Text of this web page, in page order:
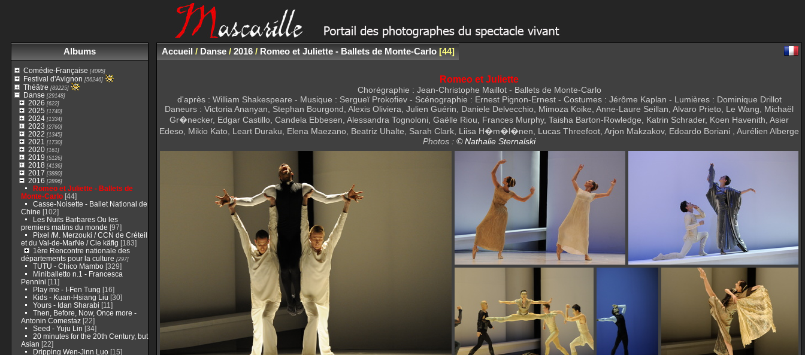
Albums
Comédie-Française [4095]
Festival d'Avignon [56246]
Théâtre [89225]
Danse [29148]
2026 [622]
2025 [1740]
2024[1334]
2023 [2760]
2022 [1345]
2021 [1730]
2020[161]
2019 [5126]
2018 [4136]
2017 [3880]
2016 [2896]
Romeo et Juliette - Ballets de
Monte-Carlo[44]
Casse-Noisette - Ballet National de
Chine [102]
Les Nuits Barbares Ou les
premiers matins du monde [97]
Pixel /M. Merzouki / CCN de Créteil
et du Val-de-MarNe / Cie käfig [183]
1ère Rencontre nationale des
départements pour la culture [297]
TUTU - Chico Mambo[329]
Miniballetto n.1 - Francesca
Pennini [11]
Play me - I-Fen Tung [16]
Kids - Kuan-Hsiang Liu [30]
Yours - Idan Sharabi [11]
Then, Before, Now, Once more -
Antonin Comestaz[22]
Seed - Yuju Lin [34]
20 minutes for the 20th Century, but
Asian [22]
Dripping Wen-Jinn Luo[15]
Accueil/ Danse/ 2016/ Romeo et Juliette - Ballets de Monte-Carlo 44
Romeo et Juliette
Chorégraphie : Jean-Christophe Maillot - Ballets de Monte-Carlo
d'après : William Shakespeare - Musique : Sergueï Prokofiev - Scénographie : Ernest Pignon-Ernest - Costumes : Jérôme Kaplan - Lumières : Dominique Drillot
Daneurs : Victoria Ananyan, Stephan Bourgond, Alexis Oliviera, Julien Guérin, Daniele Delvecchio, Mimoza Koike, Anne-Laure Seillan, Alvaro Prieto, Le Wang, Michaël
Gr�necker, Edgar Castillo, Candela Ebbesen, Alessandra Tognoloni, Gaëlle Riou, Frances Murphy, Taisha Barton-Rowledge, Katrin Schrader, Koen Havenith, Asier
Edeso, Mikio Kato, Leart Duraku, Elena Maezano, Beatriz Uhalte, Sarah Clark, Liisa H�m�l�nen, Lucas Threefoot, Arjon Makzakov, Edoardo Boriani , Aurélien Alberge
Photos : © Nathalie Sternalski